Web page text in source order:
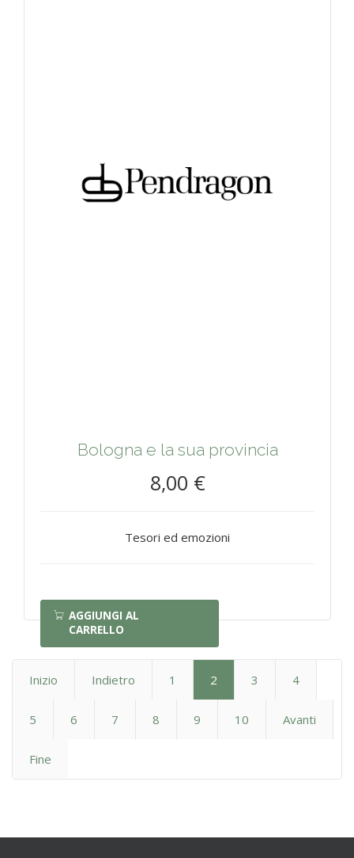
Bologna e la sua provincia
8,00 €
Tesori ed emozioni
AGGIUNGI AL
CARRELLO
Inizio Indietro 1 2 3 4
5 6 7 8 9 10 Avanti
Fine